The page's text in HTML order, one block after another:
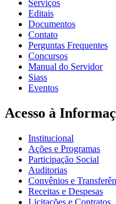
Serviços
Editais
Documentos
Contato
Perguntas Frequentes
Concursos
Manual do Servidor
Siass
Eventos
Acesso à
Institucional
Ações e Programas
Participação Social
Auditorias
Convênios e
Receitas e Despesas
Licitações e Contratos